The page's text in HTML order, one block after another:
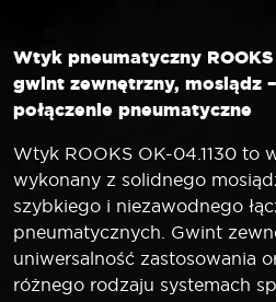
Wtyk pneumatyczny ROOKS
gwint zewnętrzny, mosiądz
połączenie pneumatyczne
Wtyk ROOKS OK-04.1130 to
wykonany z solidnego
szybkiego i niezawodnego
pneumatycznych. Gwint
uniwersalność zastosowania
różnego rodzaju systemach